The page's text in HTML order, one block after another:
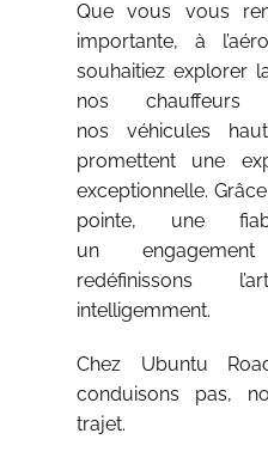
Que vous vous
importante, à
souhaitiez explorer
nos chauffeurs
nos véhicules
promettent une
exceptionnelle.
pointe, une
un
redéfinissons
intelligemment.
Chez Ubuntu
conduisons pas,
trajet.